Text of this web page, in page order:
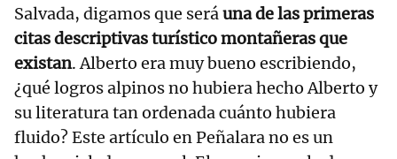
Salvada, digamos que seráuna de las primeras
citas descriptivas turístico montañeras que
existan. Alberto era muy bueno escribiendo,
¿qué logros alpinos no hubiera hecho Alberto y
su literatura tan ordenada cuánto hubiera
fluido? Este artículo en Peñalara no es un